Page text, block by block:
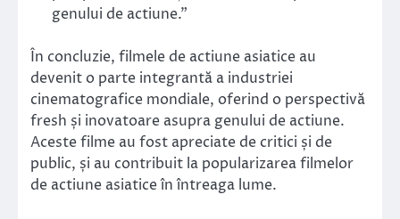
genului de actiune.”
În concluzie, filmele de actiune asiatice au
devenit o parte integrantă a industriei
cinematografice mondiale, oferind o perspectivă
fresh și inovatoare asupra genului de actiune.
Aceste filme au fost apreciate de critici și de
public, și au contribuit la popularizarea filmelor
de actiune asiatice în întreaga lume.